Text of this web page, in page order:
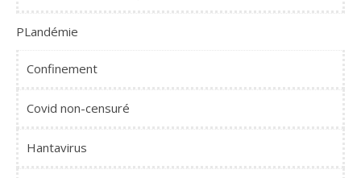
PLandémie
Confinement
Covid non-censuré
Hantavirus